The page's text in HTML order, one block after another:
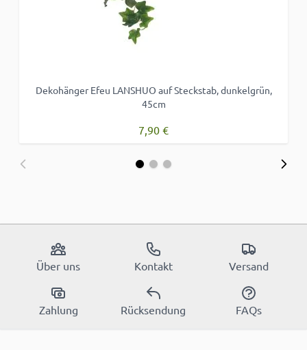
Dekohänger Efeu LANSHUO auf Steckstab, dunkelgrün,
45cm
7,90 €
Über uns Kontakt Versand
Zahlung Rücksendung FAQs